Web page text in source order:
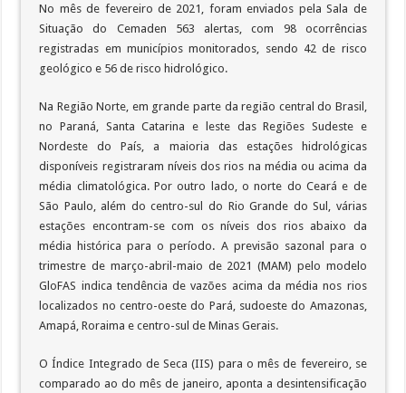
No mês de fevereiro de 2021, foram enviados pela Sala de
Situação do Cemaden 563 alertas, com 98 ocorrências
registradas em municípios monitorados, sendo 42 de risco
geológico e 56 de risco hidrológico.
Na Região Norte, em grande parte da região central do Brasil,
no Paraná, Santa Catarina e leste das Regiões Sudeste e
Nordeste do País, a maioria das estações hidrológicas
disponíveis registraram níveis dos rios na média ou acima da
média climatológica. Por outro lado, o norte do Ceará e de
São Paulo, além do centro-sul do Rio Grande do Sul, várias
estações encontram-se com os níveis dos rios abaixo da
média histórica para o período. A previsão sazonal para o
trimestre de março-abril-maio de 2021 (MAM) pelo modelo
GloFAS indica tendência de vazões acima da média nos rios
localizados no centro-oeste do Pará, sudoeste do Amazonas,
Amapá, Roraima e centro-sul de Minas Gerais.
O Índice Integrado de Seca (IIS) para o mês de fevereiro, se
comparado ao do mês de janeiro, aponta a desintensificação